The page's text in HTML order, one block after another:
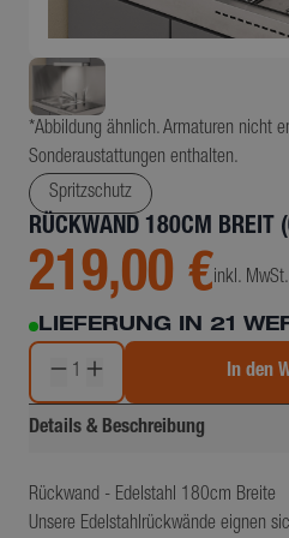
*Abbildung ähnlich. Armaturen nicht
Sonderaustattungen enthalten.
Spritzschutz
RÜCKWAND 180CM
219,00 €inkl. MwSt.
LIEFERUNG IN 21
1 In den
Details & Beschreibung
Rückwand - Edelstahl 180cm Breite
Unsere Edelstahlrückwände eignen